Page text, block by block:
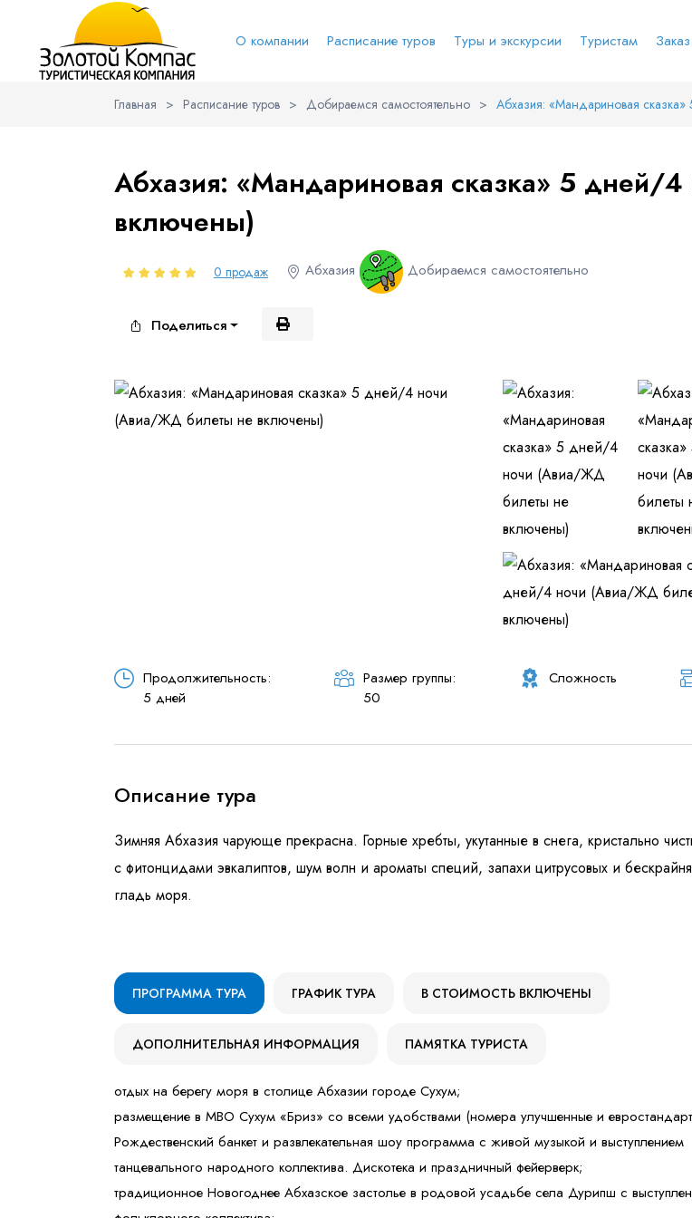
О компании Расписание туров Туры и экскурсии Туристам
Главная > Расписание туров > Добираемся самостоятельно > Абхазия: «Мандариновая
Абхазия: «Мандариновая сказка» 5
включены)
0 продаж Абхазия Добираемся самостоятельно
Поделиться
Продолжительность:
5 дней
Размер группы:
50
Сложность
Описание тура
Зимняя Абхазия чарующе прекрасна. Горные хребты, укутанные в снега, кристально
с фитонцидами эвкалиптов, шум волн и ароматы специй, запахи цитрусовых и
гладь моря.
ПРОГРАММА ТУРА ГРАФИК ТУРА В СТОИМОСТЬ ВКЛЮЧЕНЫ
ДОПОЛНИТЕЛЬНАЯ ИНФОРМАЦИЯ ПАМЯТКА ТУРИСТА
отдых на берегу моря в столице Абхазии городе Сухум;
размещение в МВО Сухум «Бриз» со всеми удобствами (номера улучшенные и
Рождественский банкет и развлекательная шоу программа с живой музыкой и выступлением
танцевального народного коллектива. Дискотека и праздничный фейерверк;
традиционное Новогоднее Абхазское застолье в родовой усадьбе села Дурипш с
Имя
обработку персональных данных и ознакомлен с